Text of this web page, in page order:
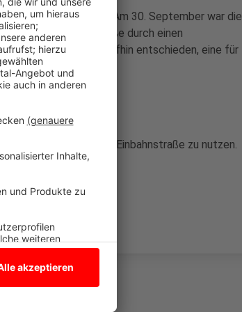
üblichen Routen. Am 30. September war die
Friedrich-Ebert-Straße durch einen
haben daraufhin entschieden, eine für
vorzuziehen.
zur Zeit nur als Einbahnstraße zu nutzen.